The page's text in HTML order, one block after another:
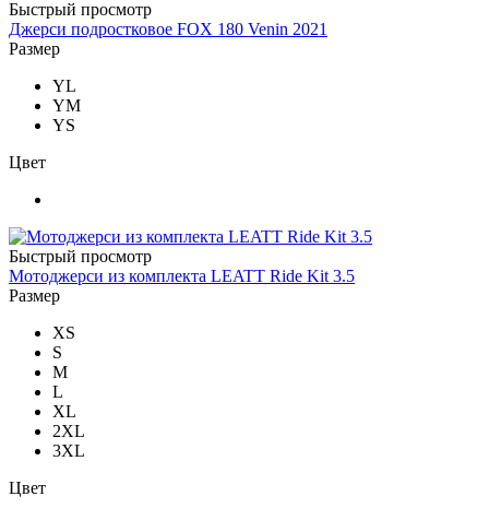
Быстрый просмотр
Джерси подростковое FOX 180 Venin 2021
Размер
YL
YM
YS
Цвет
Быстрый просмотр
Мотоджерси из комплекта LEATT Ride Kit 3.5
Размер
XS
S
M
L
XL
2XL
3XL
Цвет